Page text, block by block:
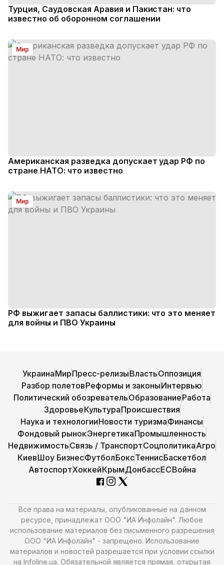
Турция, Саудовская Аравия и Пакистан: что
известно об оборонном соглашении
Мир
Американская разведка допускает удар РФ по
стране НАТО: что известно
Мир
РФ выжигает запасы баллистики: что это меняет
для войны и ПВО Украины
УкраинаМирПресс-релизыВластьОппозиция
Разбор полетовРеформы и законыИнтервью
Политический обозревательОбразованиеРабота
ЗдоровьеКультураПроисшествия
Наука и технологииНовости туризмаФинансы
Фондовый рынокЭнергетикаПромышленность
НедвижимостьСвязь / ТранспортСоцполитикаАгро
КиевШоу БизнесФутболБоксТеннисБаскетбол
АвтоспортХоккейКрымДонбассЕСВойна
Все права на материалы, опубликованные на данном
ресурсе, принадлежат ООО "ИА Инфолайн". Любое
использование материалов без письменного разрешения
ООО "ИА Инфолайн" - запрещено. Использование
материалов и новостей разрешается при условии ссылки
на Infoline.ua. Обязательной является прямая, открытая